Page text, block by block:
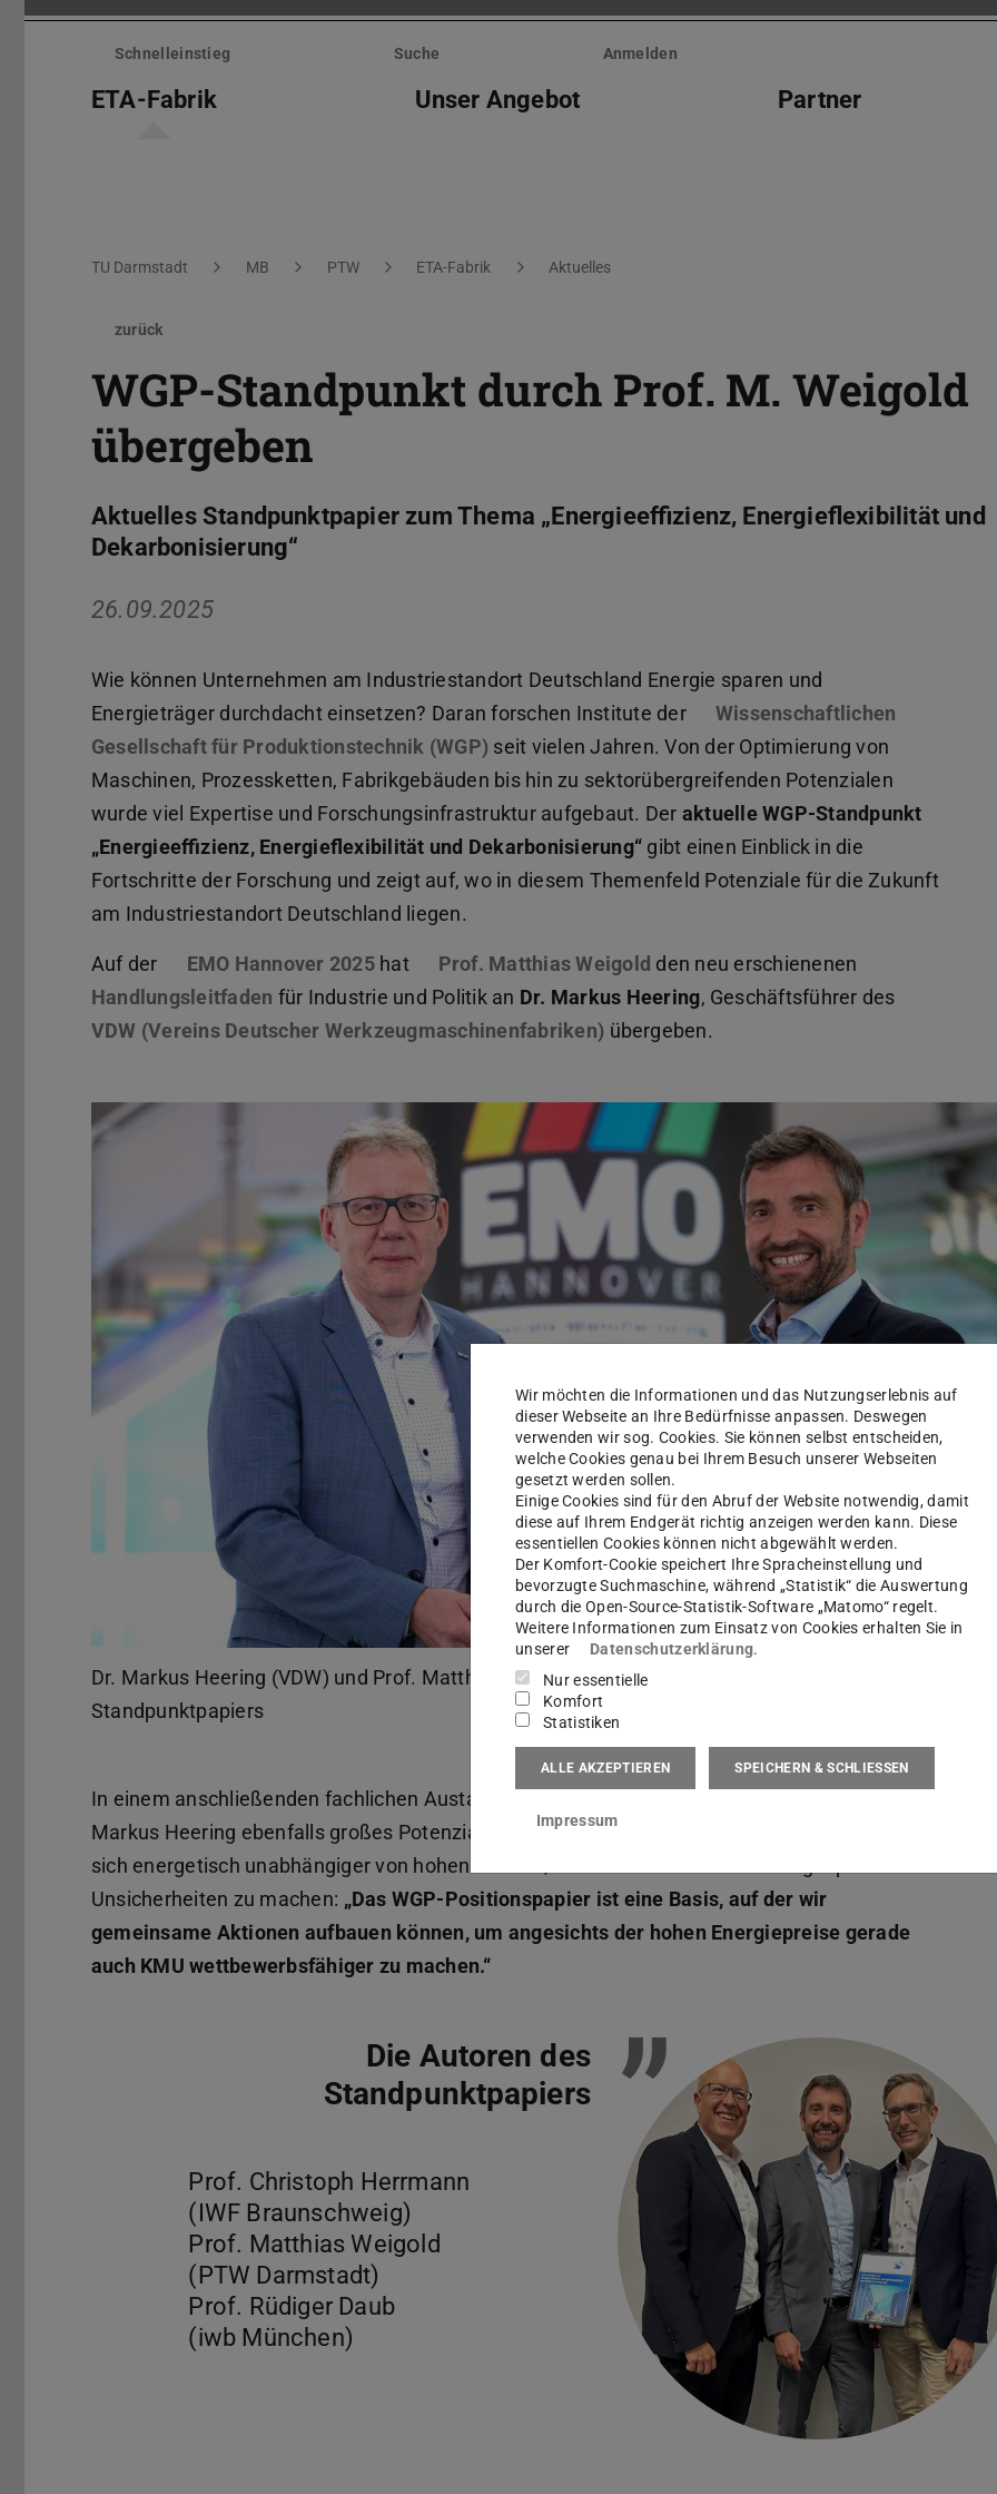
Menü
überspringenSchnelleinstieg Suche Anmelden
ETA-Fabrik Unser Angebot Partner
Sie befinden sich hier:
TU Darmstadt MB PTW ETA-Fabrik Aktuelles
zurück
WGP-Standpunkt durch Prof. M. Weigold
übergeben
Aktuelles Standpunktpapier zum Thema „Energieeffizienz, Energieflexibilität und
Dekarbonisierung“
26.09.2025
Wie können Unternehmen am Industriestandort Deutschland Energie sparen und
Energieträger durchdacht einsetzen? Daran forschen Institute der
Wissenschaftlichen
Gesellschaft für Produktionstechnik (WGP) (wird in neuem Tab geöffnet)
seit vielen Jahren. Von der Optimierung von
Maschinen, Prozessketten, Fabrikgebäuden bis hin zu sektorübergreifenden Potenzialen
wurde viel Expertise und Forschungsinfrastruktur aufgebaut. Der aktuelle WGP-Standpunkt
„Energieeffizienz, Energieflexibilität und Dekarbonisierung“ gibt einen Einblick in die
Fortschritte der Forschung und zeigt auf, wo in diesem Themenfeld Potenziale für die Zukunft
am Industriestandort Deutschland liegen.
Auf der EMO Hannover 2025(wird in neuem Tab geöffnet)
hat Prof. Matthias Weigold den neu erschienenen
Handlungsleitfaden (PDF-Datei)
(wird in neuem Tab geöffnet)
für Industrie und Politik an Dr. Markus Heering, Geschäftsführer des
VDW (Vereins Deutscher Werkzeugmaschinenfabriken) (wird in neuem Tab geöffnet)
übergeben.
Dr. Markus Heering (VDW) und Prof. Matthias Weigold (PTW Darmstadt) bei der Übergabe des WGP-
Standpunktpapiers
In einem anschließenden fachlichen Austausch mit mehreren Professoren der WGP sieht Dr.
Markus Heering ebenfalls großes Potenzial aber auch Dringlichkeit für die hiesige Industrie,
sich energetisch unabhängiger von hohen Preisen, weltweiter Konkurrenz und geopolitischen
Unsicherheiten zu machen: „Das WGP-Positionspapier ist eine Basis, auf der wir
gemeinsame Aktionen aufbauen können, um angesichts der hohen Energiepreise gerade
auch KMU wettbewerbsfähiger zu machen.“
Die Autoren des
Standpunktpapiers
Prof. Christoph Herrmann
(IWF Braunschweig)
Prof. Matthias Weigold
(PTW Darmstadt)
Prof. Rüdiger Daub
”
Wir möchten die Informationen und das Nutzungserlebnis auf
dieser Webseite an Ihre Bedürfnisse anpassen. Deswegen
verwenden wir sog. Cookies. Sie können selbst entscheiden,
welche Cookies genau bei Ihrem Besuch unserer Webseiten
gesetzt werden sollen.
Einige Cookies sind für den Abruf der Website notwendig, damit
diese auf Ihrem Endgerät richtig anzeigen werden kann. Diese
essentiellen Cookies können nicht abgewählt werden.
Der Komfort-Cookie speichert Ihre Spracheinstellung und
bevorzugte Suchmaschine, während „Statistik“ die Auswertung
durch die Open-Source-Statistik-Software „Matomo“ regelt.
Weitere Informationen zum Einsatz von Cookies erhalten Sie in
unserer
Datenschutzerklärung.
Nur essentielle
Komfort
Statistiken
ALLE AKZEPTIEREN SPEICHERN & SCHLIESSEN
Impressum